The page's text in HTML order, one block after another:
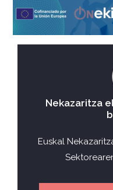
Nekazaritza
Euskal